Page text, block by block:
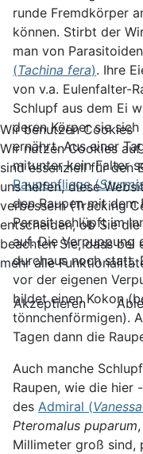
runde Fremdkörper
können. Stirbt der
man von
(Tachina fera). Ihre
von v.a. Eulenfalter-
Schlupf aus dem Ei
deren Körper sie
ernährt. Aus einer
mitunter kein Falter
Raupenfliege (
den Raupen mit dem
Parasit schlüpft im
auf. Die Verpuppung
durchaus noch statt.
vor der eigenen
bildet einen Kokon
tönnchenförmigen).
Tagen dann die
Auch manche
Raupen, wie die hier
des Admiral (
Pteromalus puparum
Millimeter groß sind,
Wir benutzen Cookies
Wir nutzen Cookies
sind essenziell für den
uns helfen, diese
verbessern (Tracking
entscheiden, ob Sie
beachten Sie, dass bei
mehr alle
Akzeptieren